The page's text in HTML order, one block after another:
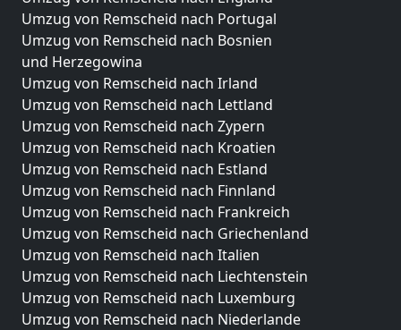
Umzug von Remscheid nach Portugal
Umzug von Remscheid nach Bosnien
und Herzegowina
Umzug von Remscheid nach Irland
Umzug von Remscheid nach Lettland
Umzug von Remscheid nach Zypern
Umzug von Remscheid nach Kroatien
Umzug von Remscheid nach Estland
Umzug von Remscheid nach Finnland
Umzug von Remscheid nach Frankreich
Umzug von Remscheid nach Griechenland
Umzug von Remscheid nach Italien
Umzug von Remscheid nach Liechtenstein
Umzug von Remscheid nach Luxemburg
Umzug von Remscheid nach Niederlande